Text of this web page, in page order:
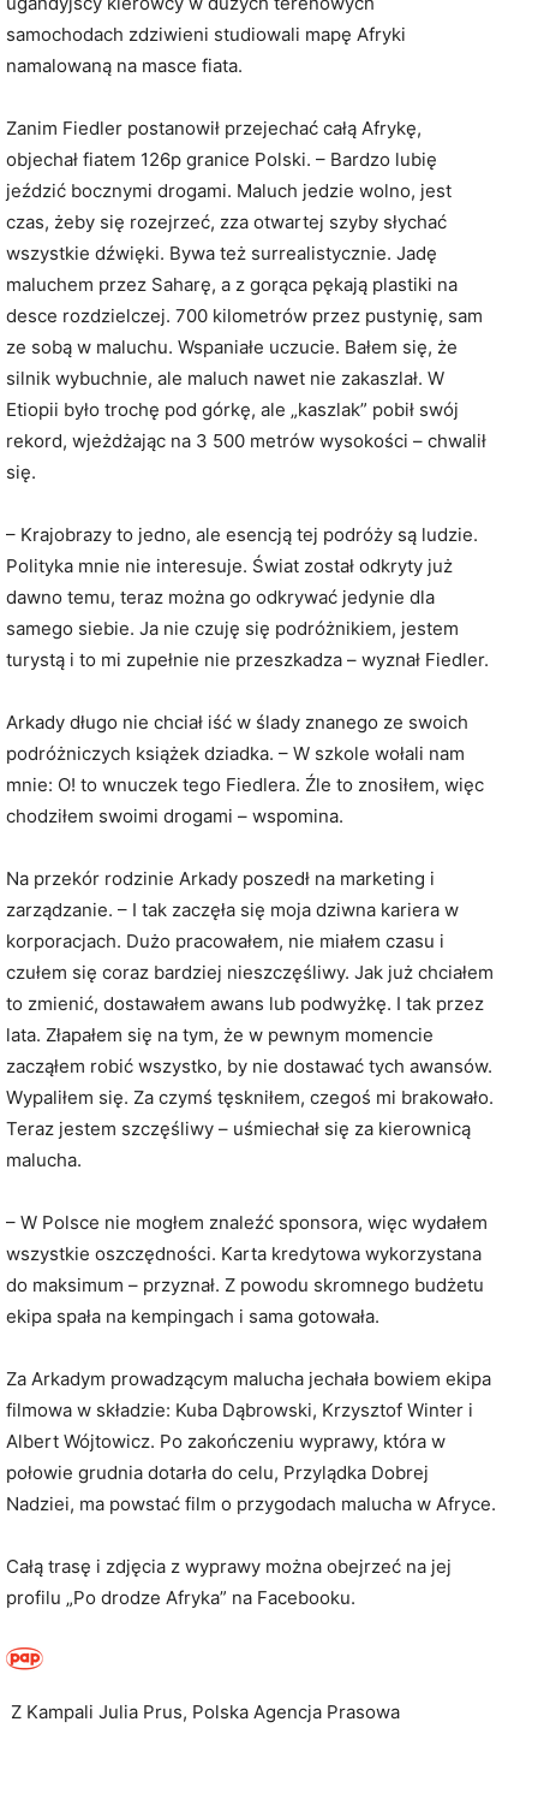
samochodach zdziwieni studiowali mapę Afryki
namalowaną na masce fiata.
Zanim Fiedler postanowił przejechać całą Afrykę,
objechał fiatem 126p granice Polski. – Bardzo lubię
jeździć bocznymi drogami. Maluch jedzie wolno, jest
czas, żeby się rozejrzeć, zza otwartej szyby słychać
wszystkie dźwięki. Bywa też surrealistycznie. Jadę
maluchem przez Saharę, a z gorąca pękają plastiki na
desce rozdzielczej. 700 kilometrów przez pustynię, sam
ze sobą w maluchu. Wspaniałe uczucie. Bałem się, że
silnik wybuchnie, ale maluch nawet nie zakaszlał. W
Etiopii było trochę pod górkę, ale „kaszlak” pobił swój
rekord, wjeżdżając na 3 500 metrów wysokości – chwalił
się.
– Krajobrazy to jedno, ale esencją tej podróży są ludzie.
Polityka mnie nie interesuje. Świat został odkryty już
dawno temu, teraz można go odkrywać jedynie dla
samego siebie. Ja nie czuję się podróżnikiem, jestem
turystą i to mi zupełnie nie przeszkadza – wyznał Fiedler.
Arkady długo nie chciał iść w ślady znanego ze swoich
podróżniczych książek dziadka. – W szkole wołali nam
mnie: O! to wnuczek tego Fiedlera. Źle to znosiłem, więc
chodziłem swoimi drogami – wspomina.
Na przekór rodzinie Arkady poszedł na marketing i
zarządzanie. – I tak zaczęła się moja dziwna kariera w
korporacjach. Dużo pracowałem, nie miałem czasu i
czułem się coraz bardziej nieszczęśliwy. Jak już chciałem
to zmienić, dostawałem awans lub podwyżkę. I tak przez
lata. Złapałem się na tym, że w pewnym momencie
zacząłem robić wszystko, by nie dostawać tych awansów.
Wypaliłem się. Za czymś tęskniłem, czegoś mi brakowało.
Teraz jestem szczęśliwy – uśmiechał się za kierownicą
malucha.
– W Polsce nie mogłem znaleźć sponsora, więc wydałem
wszystkie oszczędności. Karta kredytowa wykorzystana
do maksimum – przyznał. Z powodu skromnego budżetu
ekipa spała na kempingach i sama gotowała.
Za Arkadym prowadzącym malucha jechała bowiem ekipa
filmowa w składzie: Kuba Dąbrowski, Krzysztof Winter i
Albert Wójtowicz. Po zakończeniu wyprawy, która w
połowie grudnia dotarła do celu, Przylądka Dobrej
Nadziei, ma powstać film o przygodach malucha w Afryce.
Całą trasę i zdjęcia z wyprawy można obejrzeć na jej
profilu „Po drodze Afryka” na Facebooku.
Z Kampali Julia Prus, Polska Agencja Prasowa